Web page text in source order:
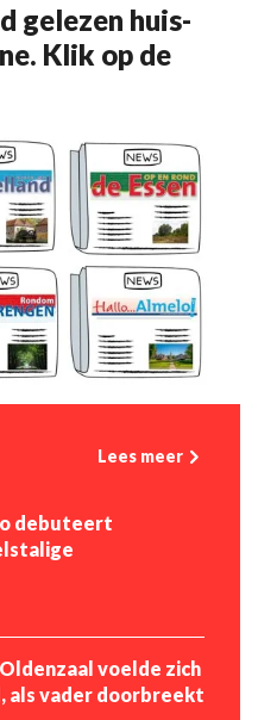
gelezen huis-
Klik op de
Lees meer
debuteert
voelde zich
als vader doorbreekt